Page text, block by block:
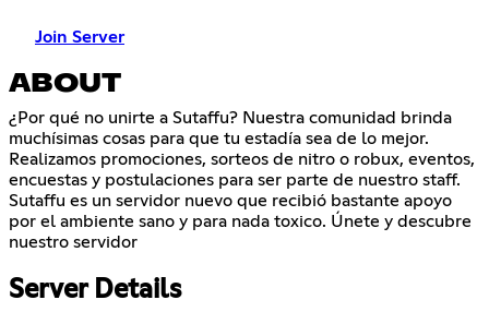
Join Server
ABOUT
¿Por qué no unirte a Sutaffu? Nuestra comunidad brinda
muchísimas cosas para que tu estadía sea de lo mejor.
Realizamos promociones, sorteos de nitro o robux, eventos,
encuestas y postulaciones para ser parte de nuestro staff.
Sutaffu es un servidor nuevo que recibió bastante apoyo
por el ambiente sano y para nada toxico. Únete y descubre
nuestro servidor
Server Details